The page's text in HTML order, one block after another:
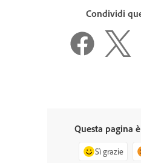
Condividi
Questa pagina
Sì grazie